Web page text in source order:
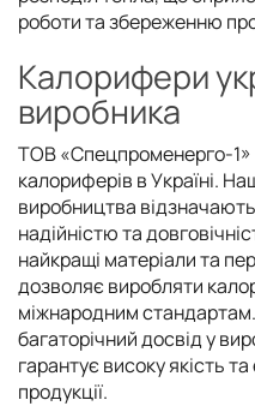
роботи та збереженню
Калорифери
виробника
ТОВ «Спецпроменерго-1»
калориферів в Україні.
виробництва
надійністю та
найкращі матеріали та
дозволяє виробляти
міжнародним
багаторічний досвід у
гарантує високу якість
продукції.